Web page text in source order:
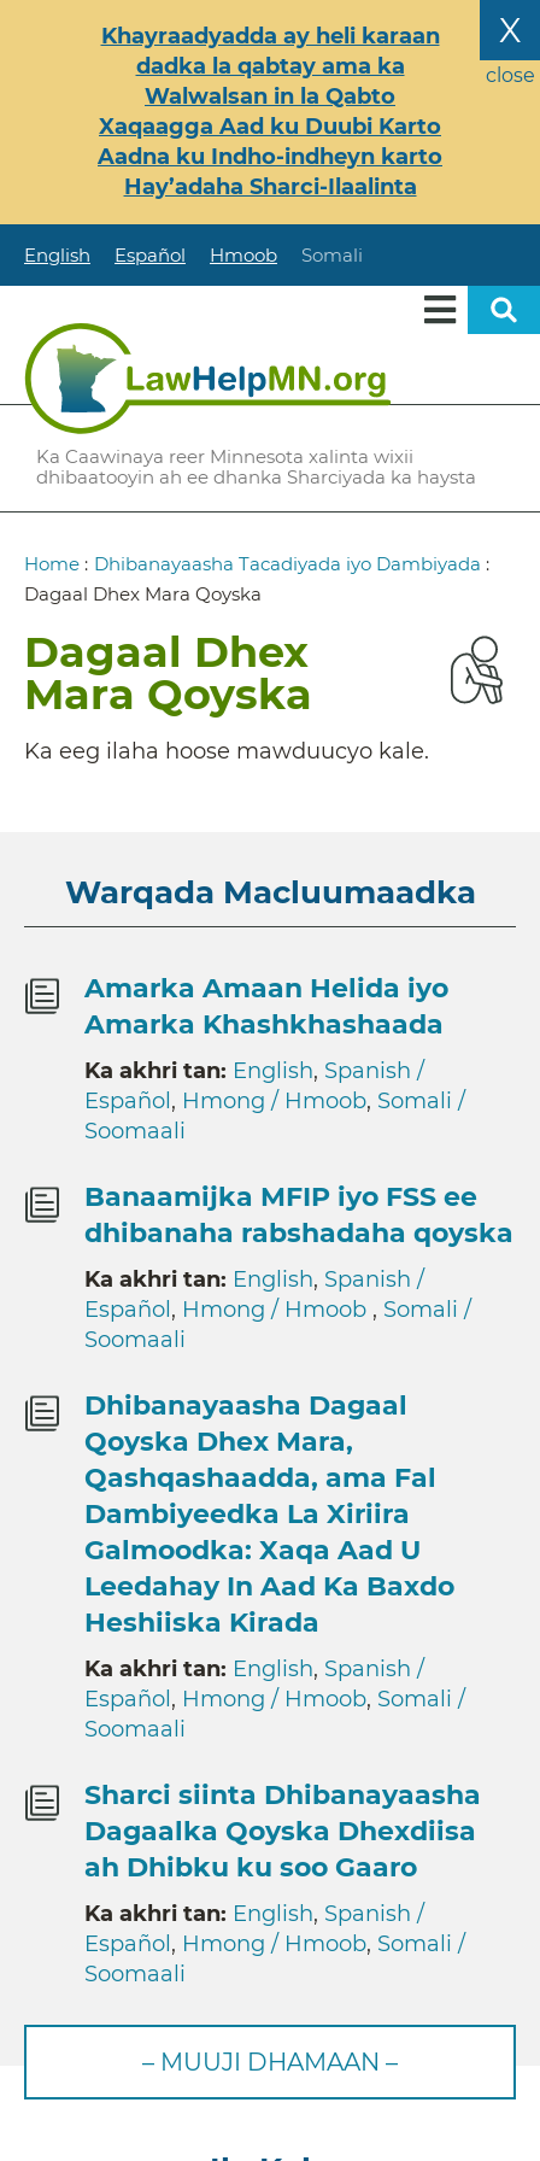
X
close
Khayraadyadda ay heli karaan
dadka la qabtay ama ka
Walwalsan in la Qabto
Xaqaagga Aad ku Duubi Karto
Aadna ku Indho-indheyn karto
Hay’adaha Sharci-Ilaalinta
English Español Hmoob Somali
Ka Caawinaya reer Minnesota xalinta wixii
dhibaatooyin ah ee dhanka Sharciyada ka haysta
Breadcrumb
Home : Dhibanayaasha Tacadiyada iyo Dambiyada :
Dagaal Dhex Mara Qoyska
Dagaal Dhex
Mara Qoyska
Ka eeg ilaha hoose mawduucyo kale.
Warqada Macluumaadka
Amarka Amaan Helida iyo
Amarka Khashkhashaada
Ka akhri tan: English, Spanish /
Español , Hmong / Hmoob, Somali /
Soomaali
Banaamijka MFIP iyo FSS ee
dhibanaha rabshadaha qoyska
Ka akhri tan: English, Spanish /
Español , Hmong / Hmoob , Somali /
Soomaali
Dhibanayaasha Dagaal
Qoyska Dhex Mara,
Qashqashaadda, ama Fal
Dambiyeedka La Xiriira
Galmoodka: Xaqa Aad U
Leedahay In Aad Ka Baxdo
Heshiiska Kirada
Ka akhri tan: English, Spanish /
Español , Hmong / Hmoob, Somali /
Soomaali
Sharci siinta Dhibanayaasha
Dagaalka Qoyska Dhexdiisa
ah Dhibku ku soo Gaaro
Ka akhri tan: English, Spanish /
Español , Hmong / Hmoob, Somali /
Soomaali
– MUUJI DHAMAAN –